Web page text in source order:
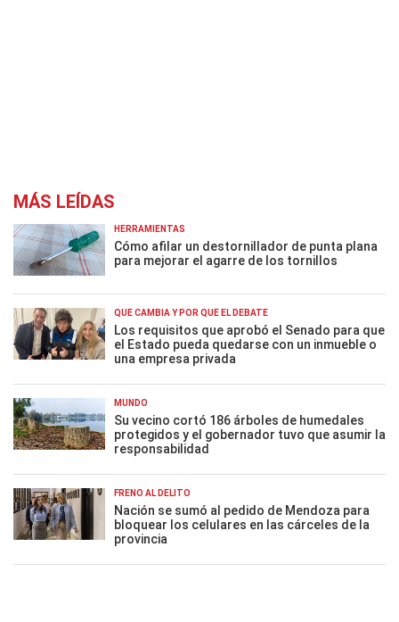
MÁS LEÍDAS
HERRAMIENTAS
Cómo afilar un destornillador de punta plana
para mejorar el agarre de los tornillos
QUÉ CAMBIA Y POR QUÉ EL DEBATE
Los requisitos que aprobó el Senado para que
el Estado pueda quedarse con un inmueble o
una empresa privada
MUNDO
Su vecino cortó 186 árboles de humedales
protegidos y el gobernador tuvo que asumir la
responsabilidad
FRENO AL DELITO
Nación se sumó al pedido de Mendoza para
bloquear los celulares en las cárceles de la
provincia